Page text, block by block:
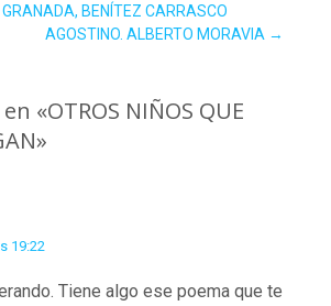
BENÍTEZ CARRASCO
AGOSTINO. ALBERTO MORAVIA →
«OTROS NIÑOS QUE
»
19:22
Tiene algo ese poema que te